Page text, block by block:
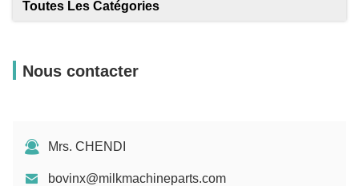
Toutes Les Catégories
Nous contacter
Mrs. CHENDI
bovinx@milkmachineparts.com